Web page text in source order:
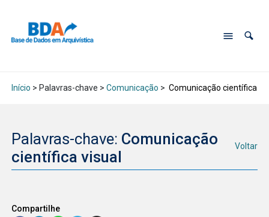
Início > Palavras-chave > Comunicação > Comunicação científica
Palavras-chave: Comunicação
científica visual
Voltar
Compartilhe